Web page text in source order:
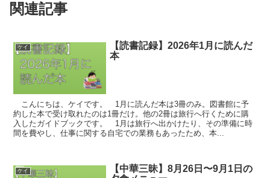
関連記事
ケイ
【読書記録】2026年1月に読んだ
本
こんにちは、ケイです。 1月に読んだ本は3冊のみ。図書館に予
約した本で受け取れたのは1冊だけ。他の2冊は旅行へ行くために購
入したガイドブックです。 1月は旅行へ出かけたり、その準備に時
間を費やし、仕事に関する自宅での業務もあったため、本...
ケイ
【中華三昧】8月26日〜9月1日の